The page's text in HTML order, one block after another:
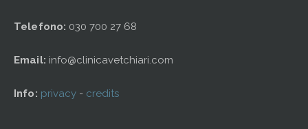
Telefono: 030 700 27 68
Email: info@clinicavetchiari.com
Info: privacy - credits